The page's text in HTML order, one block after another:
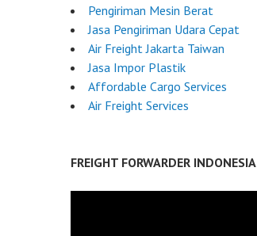
Pengiriman Mesin Berat
Jasa Pengiriman Udara Cepat
Air Freight Jakarta Taiwan
Jasa Impor Plastik
Affordable Cargo Services
Air Freight Services
FREIGHT FORWARDER INDONESIA